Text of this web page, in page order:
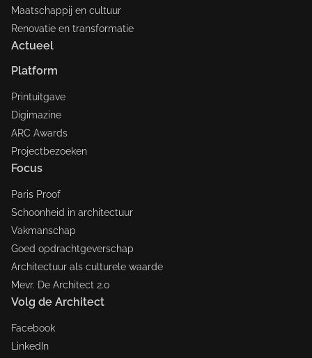
Maatschappij en cultuur
Renovatie en transformatie
Actueel
Platform
Printuitgave
Digimazine
ARC Awards
Projectbezoeken
Focus
Paris Proof
Schoonheid in architectuur
Vakmanschap
Goed opdrachtgeverschap
Architectuur als culturele waarde
Mevr. De Architect 2.0
Volg de Architect
Facebook
LinkedIn